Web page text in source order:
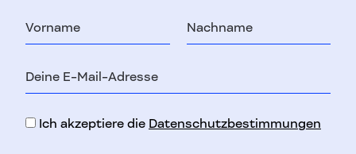
Nachname
Mail-
Ich akzeptiere die Datenschutzbestimmungen